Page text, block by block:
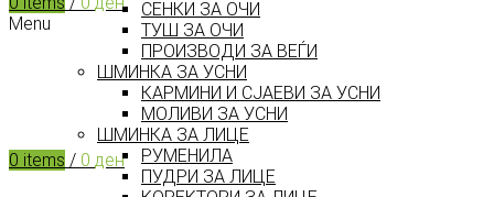
Menu
0 items / 0 ден
СЕНКИ ЗА ОЧИ
ТУШ ЗА ОЧИ
ПРОИЗВОДИ ЗА ВЕЃИ
ШМИНКА ЗА УСНИ
КАРМИНИ И СЈАЕВИ ЗА УСНИ
МОЛИВИ ЗА УСНИ
ШМИНКА ЗА ЛИЦЕ
РУМЕНИЛА
ПУДРИ ЗА ЛИЦЕ